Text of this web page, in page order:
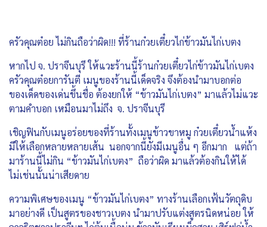
ครัวคุณต๋อย ไม่กินถือว่าผิด!!! ที่ร้านก๋วยเตี๋ยวไก่ข้าวมันไก่เบตง
หากไป จ. ปราจีนบุรี ให้แวะร้านนี้ร้านก๋วยเตี๋ยวไก่ข้าวมันไก่เบตง
ครัวคุณต๋อยการันตี เมนูของร้านนี้เด็ดจริง จึงต้องนำมาบอกต่อ
ของเด็ดของเด่นขึ้นชื่อ ต้องยกให้ “ข้าวมันไก่เบตง” มาแล้วไม่แวะ
ตามคำบอก เหมือนมาไม่ถึง จ. ปราจีนบุรี
เชิญฟินกับเมนูอร่อยของที่ร้านทั้งเมนูข้าวขาหมู ก๋วยเตี๋ยวน้ำแห้ง
มีให้เลือกหลายหลายเส้น นอกจากนี้ยังมีเมนูอื่น ๆ อีกมาก แต่ถ้า
มาร้านนี้ไม่กิน “ข้าวมันไก่เบตง” ถือว่าผิด มาแล้วต้องกินให้ได้
ไม่เช่นนั้นน่าเสียดาย
ความพิเศษของเมนู “ข้าวมันไก่เบตง” ทางร้านเลือกเฟ้นวัตถุดิบ
มาอย่างดี เป็นสูตรของชาวเบตง นำมาปรับแต่งสูตรนิดหน่อย ให้